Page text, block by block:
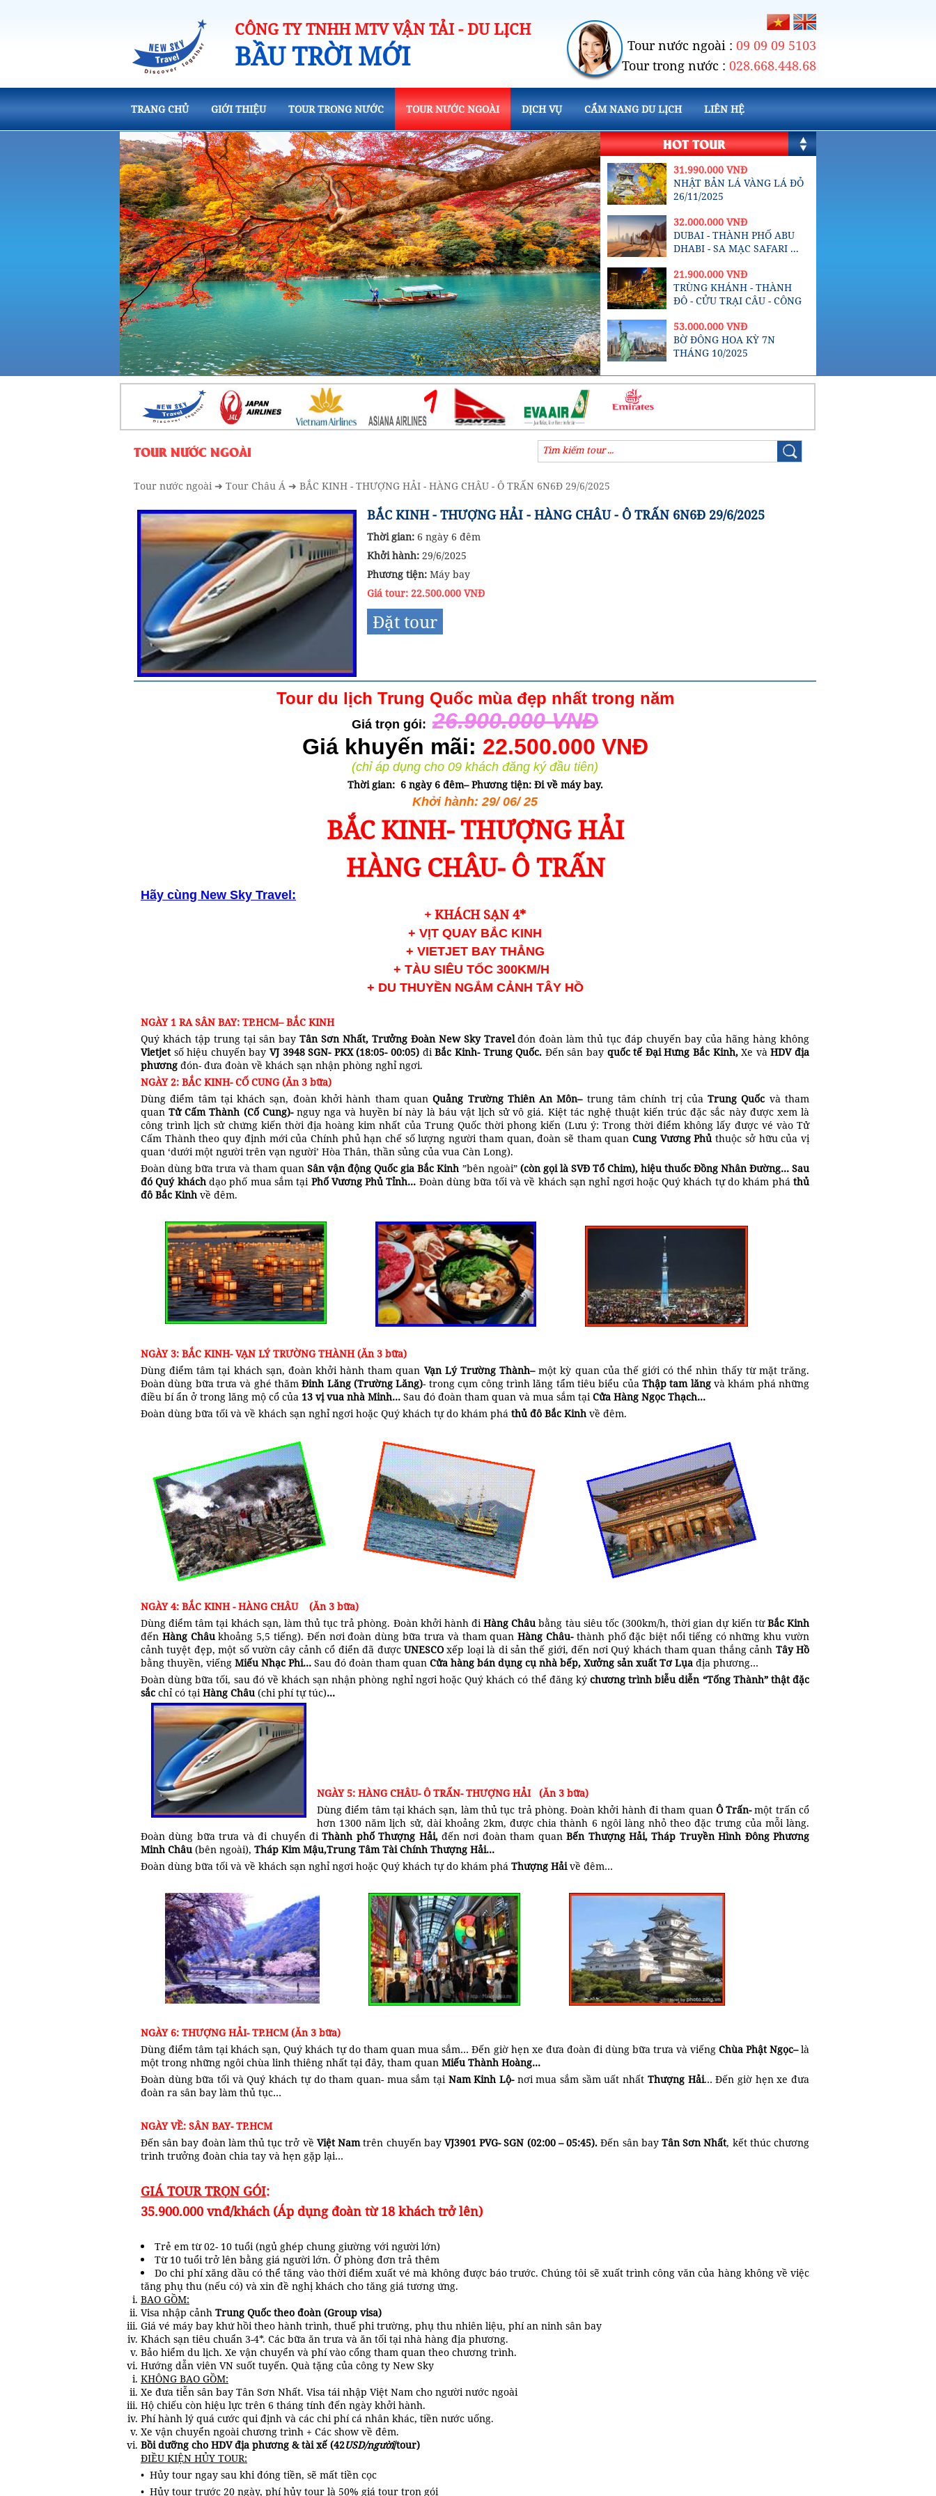
CÔNG TY TNHH MTV VẬN TẢI - DU LỊCH
BẦU TRỜI MỚI Tour nước ngoài : 09 09 09 5103
Tour trong nước : 028.668.448.68
TRANG CHỦ GIỚI THIỆU TOUR TRONG NƯỚC TOUR NƯỚC NGOÀI DỊCH VỤ CẨM NANG DU LỊCH LIÊN HỆ
HOT TOUR
31.990.000 VNĐ
NHẬT BẢN LÁ VÀNG LÁ ĐỎ
26/11/2025
32.000.000 VNĐ
DUBAI - THÀNH PHỐ ABU
DHABI - SA MẠC SAFARI ...
21.900.000 VNĐ
TRÙNG KHÁNH - THÀNH
ĐÔ - CỬU TRẠI CÂU - CÔNG
53.000.000 VNĐ
BỜ ĐÔNG HOA KỲ 7N
THÁNG 10/2025
TOUR NƯỚC NGOÀI
Tour nước ngoài➜ Tour Châu Á ➜ BẮC KINH - THƯỢNG HẢI - HÀNG CHÂU - Ô TRẤN 6N6Đ 29/6/2025
BẮC KINH - THƯỢNG HẢI - HÀNG CHÂU - Ô TRẤN 6N6Đ 29/6/2025
Thời gian: 6 ngày 6 đêm
Khởi hành: 29/6/2025
Phương tiện: Máy bay
Giá tour: 22.500.000 VNĐ
Đặt tour
Tour du lịch Trung Quốc mùa đẹp nhất trong năm
Giá trọn gói: 26.900.000 VNĐ
Giá khuyến mãi: 22.500.000 VNĐ
(chỉ áp dụng cho 09 khách đăng ký đầu tiên)
Thời gian:6 ngày 6 đêm– Phương tiện: Đi về máy bay.
Khởi hành:29/ 06/ 25
BẮC KINH- THƯỢNG HẢI
HÀNG CHÂU- Ô TRẤN
Hãy cùng New Sky Travel:
+ KHÁCH SẠN 4*
+ VỊT QUAY BẮC KINH
+ VIETJET BAY THẲNG
+ TÀU SIÊU TỐC 300KM/H
+ DU THUYỀN NGẮM CẢNH TÂY HỒ
NGÀY 1 RA SÂN BAY: TP.HCM– BẮC KINH
Quý khách tập trung tại sân bay Tân Sơn Nhất, Trưởng Đoàn New Sky Travelđón đoàn làm thủ tục đáp chuyến bay của hãng hàng không
Vietjet số hiệu chuyến bayVJ 3948 SGN- PKX (18:05- 00:05) điBắc Kinh- Trung Quốc. Đến sân bay quốc tế Đại Hưng Bắc Kinh,Xe vàHDV địa
phương đón- đưa đoàn về khách sạn nhận phòng nghỉ ngơi.
NGÀY 2: BẮC KINH- CỐ CUNG (Ăn 3 bữa)
Dùng điểm tâm tại khách sạn, đoàn khởi hành tham quanQuảng Trường Thiên An Môn– trung tâm chính trị củaTrung Quốc và tham
quanTử Cấm Thành (Cố Cung)-nguy nga và huyền bí này là báu vật lịch sử vô giá. Kiệt tác nghệ thuật kiến trúc đặc sắc này được xem là
công trình lịch sử chứng kiến thời địa hoàng kim nhất của Trung Quốc thời phong kiến (Lưu ý: Trong thời điểm không lấy được vé vào Tử
Cấm Thành theo quy định mới của Chính phủ hạn chế số lượng người tham quan, đoàn sẽ tham quanCung Vương Phủthuộc sở hữu của vị
quan ‘dưới một người trên vạn người’ Hòa Thân, thần sủng của vua Càn Long).
Đoàn dùng bữa trưa và tham quanSân vận động Quốc gia Bắc Kinh ”bên ngoài” (còn gọi là SVĐ Tổ Chim), hiệu thuốc Đồng Nhân Đường…Sau
đó Quý kháchdạo phố mua sắm tại Phố Vương Phủ Tỉnh… Đoàn dùng bữa tối và về khách sạn nghỉ ngơi hoặc Quý khách tự do khám pháthủ
đô Bắc Kinh về đêm.
NGÀY 3: BẮC KINH- VẠN LÝ TRƯỜNG THÀNH (Ăn 3 bữa)
Dùng điểm tâm tại khách sạn, đoàn khởi hành tham quan Vạn Lý Trường Thành–một kỳ quan của thế giới có thể nhìn thấy từ mặt trăng.
Đoàn dùng bữa trưa và ghé thăm Đinh Lăng(Trường Lăng)- trong cụm công trình lăng tẩm tiêu biểu của Thập tam lăngvà khám phá những
điều bí ẩn ở trong lăng mộ cổ của 13 vị vua nhà Minh… Sau đó đoàn tham quan và mua sắm tạiCửa Hàng Ngọc Thạch…
Đoàn dùng bữa tối và về khách sạn nghỉ ngơi hoặc Quý khách tự do khám phá thủ đô Bắc Kinh về đêm.
NGÀY 4: BẮC KINH - HÀNG CHÂU (Ăn 3 bữa)
Dùng điểm tâm tại khách sạn, làm thủ tục trả phòng. Đoàn khởi hành điHàng Châubằng tàu siêu tốc (300km/h, thời gian dự kiến từBắc Kinh
đến Hàng Châukhoảng 5,5 tiếng). Đến nơi đoàn dùng bữa trưa và tham quanHàng Châu-thành phố đặc biệt nổi tiếng có những khu vườn
cảnh tuyệt đẹp, một số vườn cây cảnh cổ điển đã được UNESCOxếp loại là di sản thế giới, đến nơi Quý khách tham quan thắng cảnh Tây Hồ
bằng thuyền, viếng Miếu Nhạc Phi… Sau đó đoàn tham quan Cửa hàng bán dụng cụ nhà bếp, Xưởng sản xuấtTơ Lụa địa phương…
Đoàn dùng bữa tối, sau đó về khách sạn nhận phòng nghỉ ngơi hoặc Quý khách có thể đăng ký chương trình biễu diễn “Tống Thành” thật đặc
sắc chỉ có tạiHàng Châu(chi phí tự túc)…
NGÀY 5: HÀNG CHÂU- Ô TRẤN- THƯỢNG HẢI
(Ăn 3 bữa)
Dùng điểm tâm tại khách sạn, làm thủ tục trả phòng. Đoàn khởi hành đi tham quan Ô Trấn-một trấn cổ
hơn 1300 năm lịch sử, dài khoảng 2km, được chia thành 6 ngôi làng nhỏ theo đặc trưng của mỗi làng.
Đoàn dùng bữa trưa và đi chuyển điThành phố Thượng Hải,đến nơi đoàn tham quanBến Thượng Hải, Tháp Truyền Hình Đông Phương
Minh Châu(bên ngoài), Tháp Kim Mậu,Trung Tâm Tài Chính Thượng Hải…
Đoàn dùng bữa tối và về khách sạn nghỉ ngơi hoặc Quý khách tự do khám phá Thượng Hảivề đêm…
NGÀY 6: THƯỢNG HẢI- TP.HCM (Ăn 3 bữa)
Dùng điểm tâm tại khách sạn, Quý khách tự do tham quan mua sắm… Đến giờ hẹn xe đưa đoàn đi dùng bữa trưa và viếngChùa Phật Ngọc–là
một trong những ngôi chùa linh thiêng nhất tại đây, tham quan Miếu Thành Hoàng…
Đoàn dùng bữa tối và Quý khách tự do tham quan- mua sắm tại Nam Kinh Lộ- nơi mua sắm sầm uất nhất Thượng Hải… Đến giờ hẹn xe đưa
đoàn ra sân bay làm thủ tục…
NGÀY VỀ: SÂN BAY- TP.HCM
Đến sân bay đoàn làm thủ tục trở về Việt Namtrên chuyến bayVJ3901 PVG- SGN (02:00 – 05:45).Đến sân bay Tân Sơn Nhất, kết thúc chương
trình trưởng đoàn chia tay và hẹn gặp lại…
GIÁ TOUR TRỌN GÓI:
35.900.000 vnđ/khách (Áp dụng đoàn từ 18 khách trở lên)
Trẻ em từ 02- 10 tuổi (ngủ ghép chung giường với người lớn)
Từ 10 tuổi trở lên bằng giá người lớn. Ở phòng đơn trả thêm
Do chi phí xăng dầu có thể tăng vào thời điểm xuất vé mà không được báo trước. Chúng tôi sẽ xuất trình công văn của hàng không về việc
tăng phụ thu (nếu có) và xin đề nghị khách cho tăng giá tương ứng.
BAO GỒM:
Visa nhập cảnh Trung Quốc theo đoàn (Group visa)
Giá vé máy bay khứ hồi theo hành trình, thuế phi trường, phụ thu nhiên liệu, phí an ninh sân bay
Khách sạn tiêu chuẩn 3-4*. Các bữa ăn trưa và ăn tối tại nhà hàng địa phương.
Bảo hiểm du lịch. Xe vận chuyển và phí vào cổng tham quan theo chương trình.
Hướng dẫn viên VN suốt tuyến. Quà tặng của công ty New Sky
KHÔNG BAO GỒM:
Xe đưa tiễn sân bay Tân Sơn Nhất. Visa tái nhập Việt Nam cho người nước ngoài
Hộ chiếu còn hiệu lực trên 6 tháng tính đến ngày khởi hành.
Phí hành lý quá cước qui định và các chi phí cá nhân khác, tiền nước uống.
Xe vận chuyển ngoài chương trình + Các show về đêm.
Bồi dưỡng cho HDV địa phương & tài xế (42USD/người/tour)
ĐIỀU KIỆN HỦY TOUR:
• Hủy tour ngay sau khi đóng tiền, sẽ mất tiền cọc
• Hủy tour trước 20 ngày, phí hủy tour là 50% giá tour trọn gói